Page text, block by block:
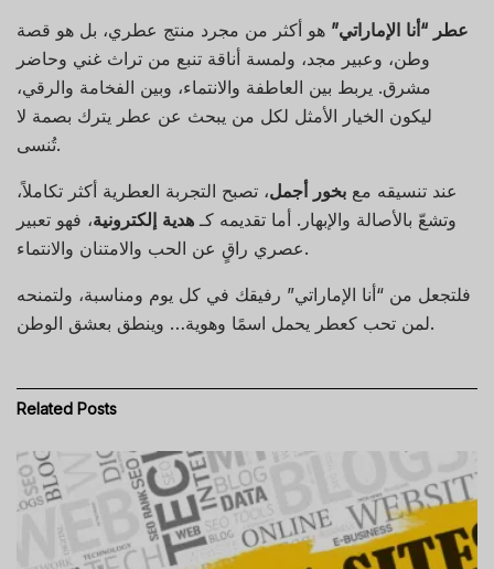
عطر “أنا الإماراتي” هو أكثر من مجرد منتج عطري، بل هو قصة
وطن، وعبير مجد، ولمسة أناقة تنبع من تراث غني وحاضر
مشرق. يربط بين العاطفة والانتماء، وبين الفخامة والرقي،
ليكون الخيار الأمثل لكل من يبحث عن عطر يترك بصمة لا
تُنسى.
عند تنسيقه مع بخور أجمل، تصبح التجربة العطرية أكثر تكاملاً،
وتشعّ بالأصالة والإبهار. أما تقديمه كـ هدية إلكترونية، فهو تعبير
عصري راقٍ عن الحب والامتنان والانتماء.
فلتجعل من “أنا الإماراتي” رفيقك في كل يوم ومناسبة، ولتمنحه
لمن تحب كعطر يحمل اسمًا وهوية… وينطق بعشق الوطن.
Related Posts